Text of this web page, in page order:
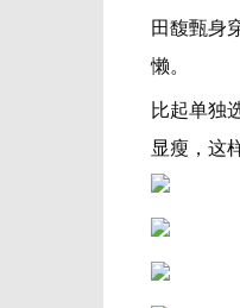
田馥甄身
懒。
比起单独
显瘦，这